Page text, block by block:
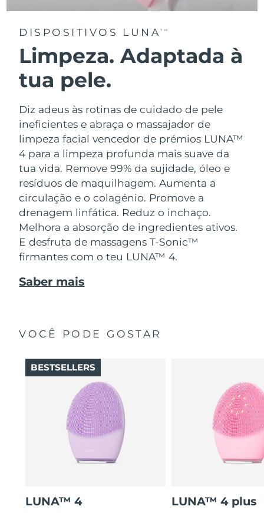
DISPOSITIVOS LUNATM
Limpeza. Adaptada à
tua pele.
Diz adeus às rotinas de cuidado de pele
ineficientes e abraça o massajador de
limpeza facial vencedor de prémios LUNA™
4 para a limpeza profunda mais suave da
tua vida. Remove 99% da sujidade, óleo e
resíduos de maquilhagem. Aumenta a
circulação e o colagénio. Promove a
drenagem linfática. Reduz o inchaço.
Melhora a absorção de ingredientes ativos.
E desfruta de massagens T-Sonic™
firmantes com o teu LUNA™ 4.
Saber mais
VOCÊ PODE GOSTAR
LUNA™ 4
BESTSELLERS
LUNA™ 4 plus